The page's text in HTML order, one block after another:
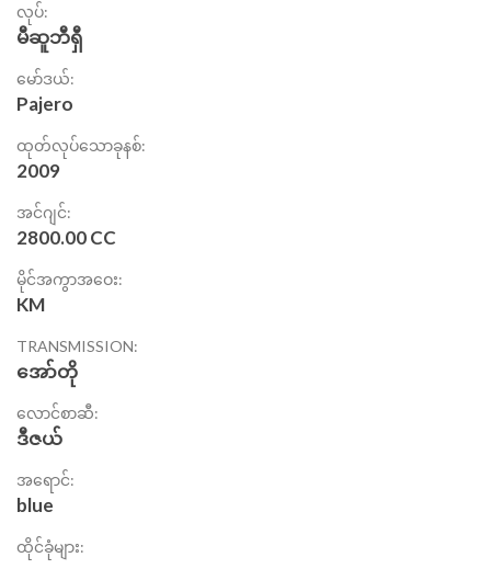
လုပ်:
မီဆူဘီရှီ
မော်ဒယ်:
Pajero
ထုတ်လုပ်သောခုနစ်:
2009
အင်ဂျင်:
2800.00 CC
မိုင်အကွာအဝေး:
KM
TRANSMISSION:
အော်တို
လောင်စာဆီ:
ဒီဇယ်
အရောင်:
blue
ထိုင်ခုံများ: